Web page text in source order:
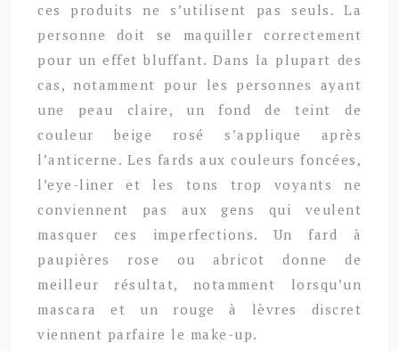
ces produits ne s’utilisent pas seuls. La
personne doit se maquiller correctement
pour un effet bluffant. Dans la plupart des
cas, notamment pour les personnes ayant
une peau claire, un fond de teint de
couleur beige rosé s’applique après
l’anticerne. Les fards aux couleurs foncées,
l’eye-liner et les tons trop voyants ne
conviennent pas aux gens qui veulent
masquer ces imperfections. Un fard à
paupières rose ou abricot donne de
meilleur résultat, notamment lorsqu’un
mascara et un rouge à lèvres discret
viennent parfaire le make-up.